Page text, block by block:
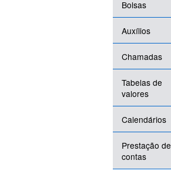
Bolsas
Auxílios
Chamadas
Tabelas de
valores
Calendários
Prestação de
contas